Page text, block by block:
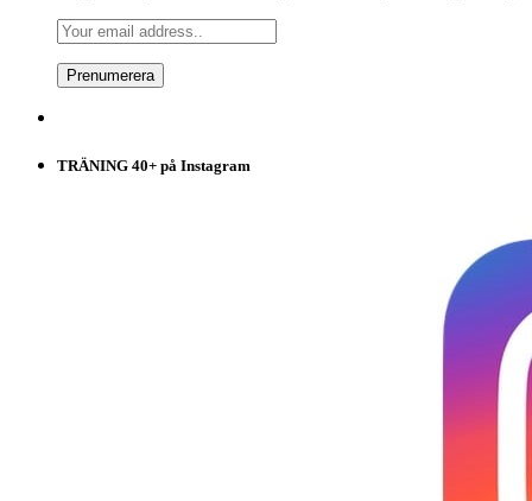
TRÄNING 40+ på Instagram